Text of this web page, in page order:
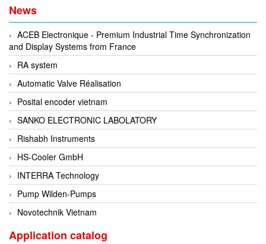
DET-TRONICS
Deublin
Diakont
Dias Infrared
DINA Elektronik
Dinel
Di-Soric
Di-Soric
Dixon Valve
Doctor Led Vietnam
DOLD - Autho ANS
Dold Vietnam
Dongdo Tech
News
ACEB Electronique - Premium Industrial Time Synchronization
and Display Systems from France
RA system
Automatic Valve Réalisation
Posital encoder vietnam
SANKO ELECTRONIC LABOLATORY
Rishabh Instruments
HS-Cooler GmbH
INTERRA Technology
Pump Wilden-Pumps
Novotechnik Vietnam
Application catalog